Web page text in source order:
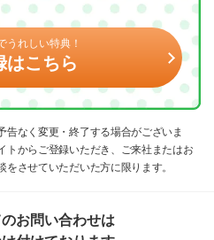
うれしい特典！
はこちら
なく変更・終了する場合がございま
からご登録いただき、ご来社またはお
させていただいた方に限ります。
お問い合わせは